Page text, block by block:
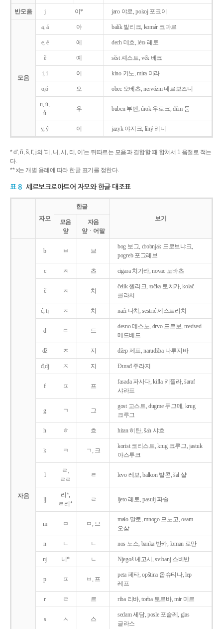
반모음 j 이* jaro 야로, pokoj 포코이
모음
a, á 아 balík 발리크, komár 코마르
e, é 에 dech 데흐, léto 레토
ě 예 sěst 셰스트, věk 베크
i, í 이 kino 키노, míra 미라
o,ó 오 obec 오베츠, nervózni 네르보즈니
u, ú,
ů
우 buben 부벤, úrok 우로크, dům 둠
y, ý 이 jazyk야지크, líný 리니
* d', ň, š, t', j의 '디, 니, 시, 티, 이'는 뒤따르는 모음과 결합할 때 합쳐서 1 음절로 적는
다.
** x는 개별 용례에 따라 한글 표기를 정한다.
표 8 세르보크로아트어 자모와 한글 대조표
자모
한글
보기
모음
앞
자음
앞ㆍ어말
자음
b ㅂ 브
bog 보그, drobnjak 드로브냐크,
pogreb 포그레브
c ㅊ 츠 cigara 치가라, novac 노바츠
č ㅊ 치
čelik 첼리크, točka 토치카, kolač
콜라치
ć, tj ㅊ 치 naći 나치, sestrić 세스트리치
d ㄷ 드
desno 데스노, drvo 드르보, medved
메드베드
dž ㅈ 지 džep 제프, narudžba 나루지바
đ,dj ㅈ 지 Ðurađ 주라지
f ㅍ 프
fasada 파사다, kifla 키플라, šaraf
샤라프
g ㄱ 그
gost 고스트, dugme 두그메, krug
크루그
h ㅎ 흐 hitan 히탄, šah 샤흐
k ㅋ ㄱ, 크
korist 코리스트, krug 크루그, jastuk
야스투크
l
ㄹ,
ㄹㄹ
ㄹ levo 레보, balkon 발콘, šal 샬
lj
리*,
ㄹ리*
ㄹ ljeto 레토, pasulj 파술
m ㅁ ㅁ, 므
malo 말로, mnogo 므노고, osam
오삼
n ㄴ ㄴ nos 노스, banka 반카, loman 로만
nj 니* ㄴ Njegoš 녜고시, svibanj 스비반
p ㅍ ㅂ, 프
peta 페타, opština 옵슈티나, lep
레프
r ㄹ 르 riba 리바, torba 토르바, mir 미르
s ㅅ 스
sedam 세담, posle 포슬레, glas
글라스